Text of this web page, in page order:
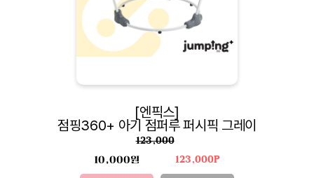
[엔픽스]
점핑360+ 아기 점퍼루 퍼시픽 그레이
123,000
10,000원 123,000P